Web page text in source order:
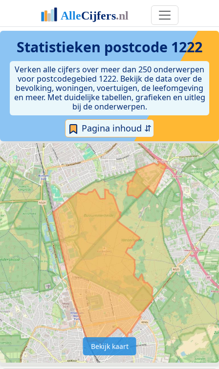
Statistieken postcode 1222
Verken alle cijfers over meer dan 250 onderwerpen
voor postcodegebied 1222. Bekijk de data over de
bevolking, woningen, voertuigen, de leefomgeving
en meer. Met duidelijke tabellen, grafieken en uitleg
bij de onderwerpen.
Pagina inhoud ⇵
Bekijk kaart